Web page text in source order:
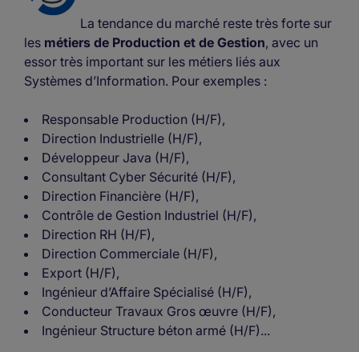
La tendance du marché reste très forte sur
les métiers de Production et de Gestion, avec un
essor très important sur les métiers liés aux
Systèmes d’Information. Pour exemples :
Responsable Production (H/F),
Direction Industrielle (H/F),
Développeur Java (H/F),
Consultant Cyber Sécurité (H/F),
Direction Financière (H/F),
Contrôle de Gestion Industriel (H/F),
Direction RH (H/F),
Direction Commerciale (H/F),
Export (H/F),
Ingénieur d’Affaire Spécialisé (H/F),
Conducteur Travaux Gros œuvre (H/F),
Ingénieur Structure béton armé (H/F)...